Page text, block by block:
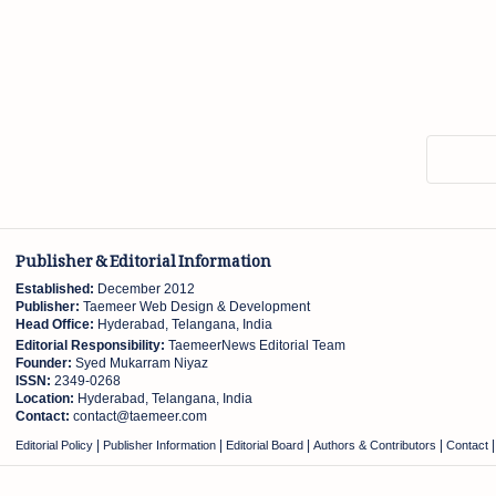
Publisher & Editorial Information
Established: December 2012
Publisher: Taemeer Web Design & Development
Head Office: Hyderabad, Telangana, India
Editorial Responsibility: TaemeerNews Editorial Team
Founder: Syed Mukarram Niyaz
ISSN: 2349-0268
Location: Hyderabad, Telangana, India
Contact: contact@taemeer.com
Editorial Policy Publisher Information Editorial Board Authors & Contributors Contact